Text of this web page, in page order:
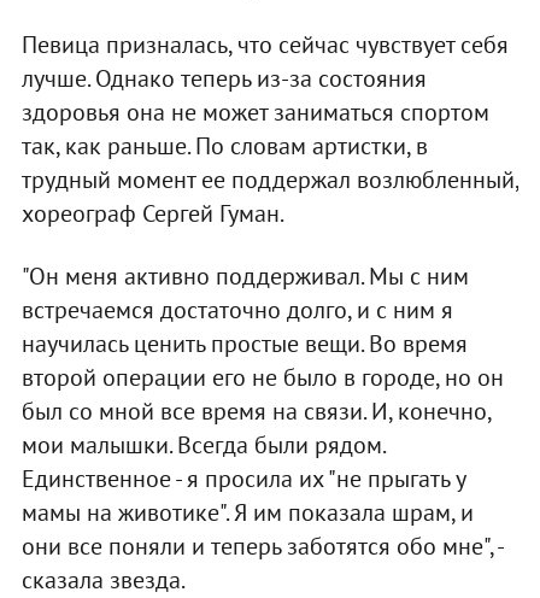
Певица призналась, что сейчас чувствует себя
лучше. Однако теперь из-за состояния
здоровья она не может заниматься спортом
так, как раньше. По словам артистки, в
трудный момент ее поддержал возлюбленный,
хореограф Сергей Гуман.
"Он меня активно поддерживал. Мы с ним
встречаемся достаточно долго, и с ним я
научилась ценить простые вещи. Во время
второй операции его не было в городе, но он
был со мной все время на связи. И, конечно,
мои малышки. Всегда были рядом.
Единственное - я просила их "не прыгать у
мамы на животике". Я им показала шрам, и
они все поняли и теперь заботятся обо мне", -
сказала звезда.